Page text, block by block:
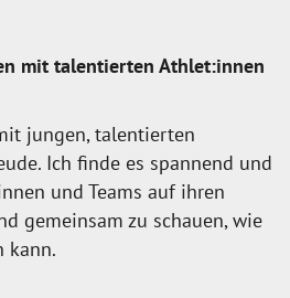
mit talentierten Athlet:innen
jungen, talentierten
Ich finde es spannend und
und Teams auf ihren
gemeinsam zu schauen, wie
kann.